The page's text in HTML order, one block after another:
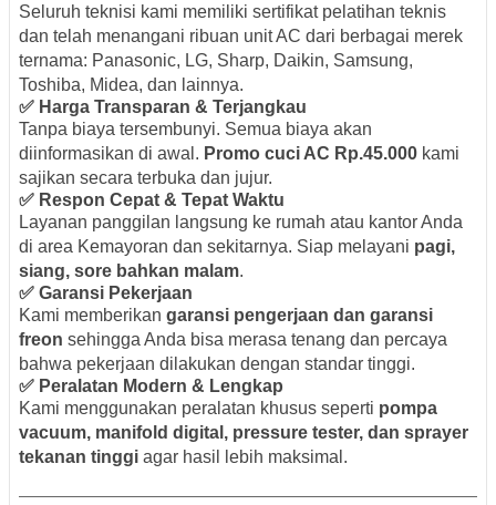
Seluruh teknisi kami memiliki sertifikat pelatihan teknis
dan telah menangani ribuan unit AC dari berbagai merek
ternama: Panasonic, LG, Sharp, Daikin, Samsung,
Toshiba, Midea, dan lainnya.
✅ Harga Transparan & Terjangkau
Tanpa biaya tersembunyi. Semua biaya akan
diinformasikan di awal. Promo cuci AC Rp.45.000 kami
sajikan secara terbuka dan jujur.
✅ Respon Cepat & Tepat Waktu
Layanan panggilan langsung ke rumah atau kantor Anda
di area Kemayoran dan sekitarnya. Siap melayani pagi,
siang, sore bahkan malam.
✅ Garansi Pekerjaan
Kami memberikan garansi pengerjaan dan garansi
freon sehingga Anda bisa merasa tenang dan percaya
bahwa pekerjaan dilakukan dengan standar tinggi.
✅ Peralatan Modern & Lengkap
Kami menggunakan peralatan khusus seperti pompa
vacuum, manifold digital, pressure tester, dan sprayer
tekanan tinggi agar hasil lebih maksimal.